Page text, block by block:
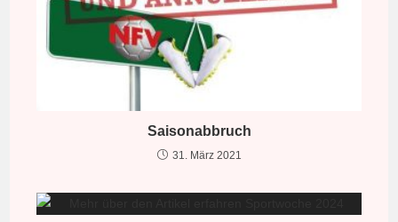
Saisonabbruch
31. März 2021